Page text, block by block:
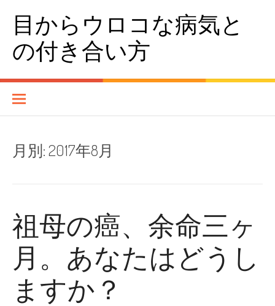
目からウロコな病気と
の付き合い方
月別:2017年8月
祖母の癌、余命三ヶ
月。あなたはどうし
ますか？